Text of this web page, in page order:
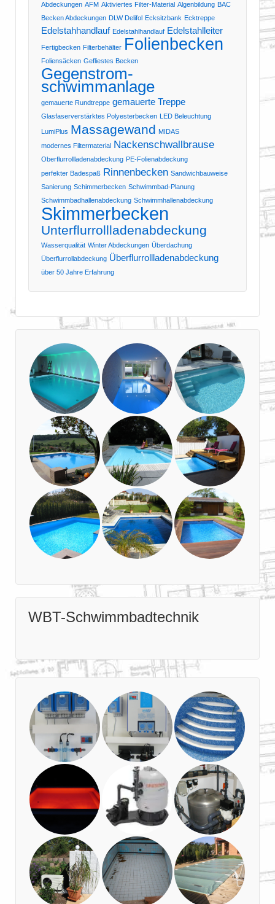
Abdeckungen AFM Aktiviertes Filter-Material Algenbildung BAC
Becken Abdeckungen DLW Delifol Ecksitzbank Ecktreppe
Edelstahhandlauf Edelstahlhandlauf Edelstahlleiter
Fertigbecken Filterbehälter Folienbecken
Foliensäcken Gefliestes Becken
Gegenstrom-
schwimmanlage
gemauerte Rundtreppe gemauerte Treppe
Glasfaserverstärktes Polyesterbecken LED Beleuchtung
LumiPlus Massagewand MIDAS
modernes Filtermaterial Nackenschwallbrause
Oberflurrollladenabdeckung PE-Folienabdeckung
perfekter Badespaß Rinnenbecken Sandwichbauweise
Sanierung Schimmerbecken Schwimmbad-Planung
Schwimmbadhallenabdeckung Schwimmhallenabdeckung
Skimmerbecken
Unterflurrollladenabdeckung
Wasserqualität Winter Abdeckungen Überdachung
Überflurrollabdeckung Überflurrollladenabdeckung
über 50 Jahre Erfahrung
WBT-Schwimmbadtechnik